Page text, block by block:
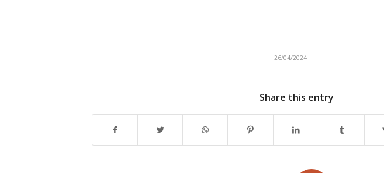
26/04/2024
/
Share this entry